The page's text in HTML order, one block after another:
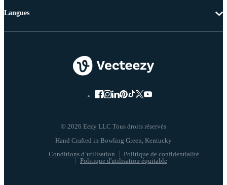
© 2026 Eezy LLC Tous droits réservés
Conditions d’utilisation
Politique de confidentialité
Politique d'utilisation équitable
Langues